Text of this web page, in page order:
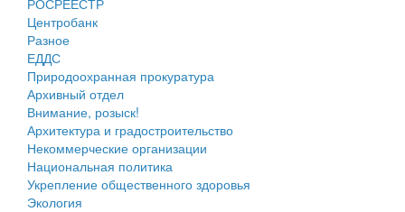
Городское поселение
Сельские поселения
Центробанк
Разное
ЕДДС
Природоохранная прокуратура
Архивный отдел
Внимание, розыск!
Архитектура и градостроительство
Некоммерческие организации
Национальная политика
Укрепление общественного здоровья
Экология